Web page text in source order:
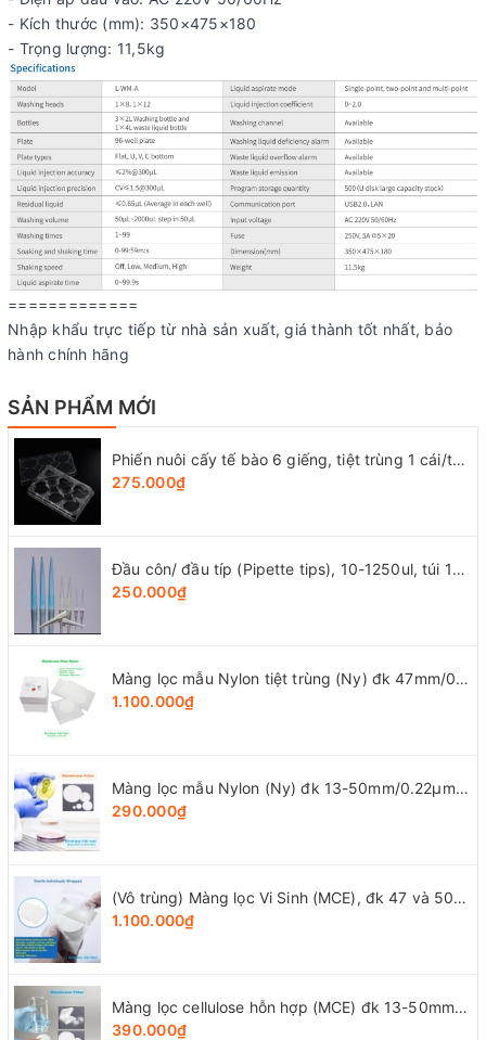
- Kích thước (mm): 350×475×180
- Trọng lượng: 11,5kg
=============
Nhập khẩu trực tiếp từ nhà sản xuất, giá thành tốt nhất, bảo
hành chính hãng
SẢN PHẨM MỚI
Phiến nuôi cấy tế bào 6 giếng, tiệt trùng 1 cái/túi (Cell Culture Plates), mã 07-6006, Biologix-USA
275.000₫
Đầu côn/ đầu típ (Pipette tips), 10-1250ul, túi 1000 cái, hãng LabSelect
250.000₫
Màng lọc mẫu Nylon tiệt trùng (Ny) đk 47mm/0.22µm-0.45µm, 4x25 chiếc/hộp, hãng Biosharp
1.100.000₫
Màng lọc mẫu Nylon (Ny) đk 13-50mm/0.22µm-0.45µm, 4x25 chiếc/hộp, hãng Biosharp
290.000₫
(Vô trùng) Màng lọc Vi Sinh (MCE), đk 47 và 50mm/0.8μm-0.22µm-0.45μm, 100 chiếc/hộp, Biosharp
1.100.000₫
Màng lọc cellulose hỗn hợp (MCE) đk 13-50mm/0.45µm, 4x25 chiếc/hộp, hãng Biosharp
390.000₫